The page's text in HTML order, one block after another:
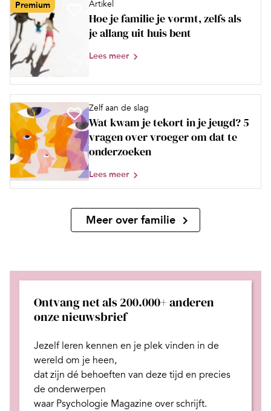
Premium Artikel
Hoe je familie je vormt, zelfs als
je allang uit huis bent
Lees meer
Zelf aan de slag
Wat kwam je tekort in je jeugd? 5
vragen over vroeger om dat te
onderzoeken
Lees meer
Meer over familie
Ontvang net als 200.000+ anderen
onze nieuwsbrief
Jezelf leren kennen en je plek vinden in de
wereld om je heen,
dat zijn dé behoeften van deze tijd en precies
de onderwerpen
waar Psychologie Magazine over schrijft.